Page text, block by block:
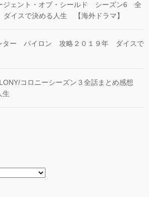
ジェント・オブ・シールド シーズン6 全
イスで決める人生 【海外ドラマ】
ター パイロン 攻略２０１９年 ダイスで
コロニーシーズン３全話まとめ感想
生